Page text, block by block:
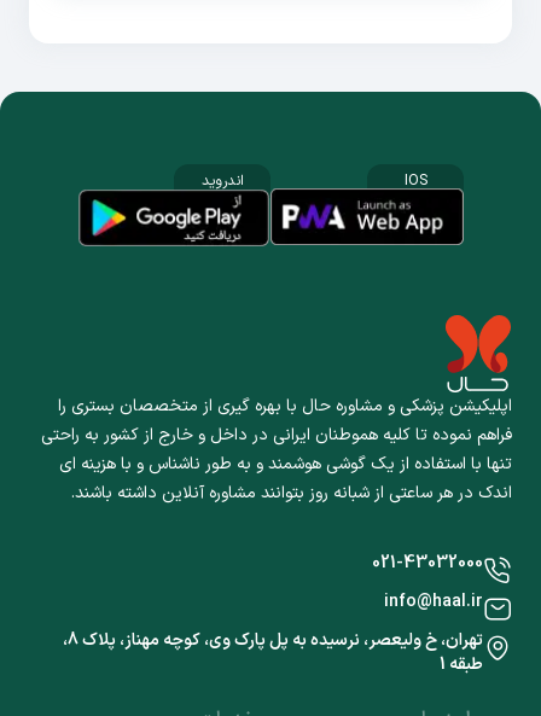
اپلیکیشن پزشکی و مشاوره حال با بهره گیری از متخصصان بستری را
فراهم نموده تا کلیه هموطنان ایرانی در داخل و خارج از کشور به راحتی
تنها با استفاده از یک گوشی هوشمند و به طور ناشناس و با هزینه ای
اندک در هر ساعتی از شبانه روز بتوانند مشاوره آنلاین داشته باشند.
IOS اندروید
021-43032000
info@haal.ir
تهران، خ ولیعصر، نرسیده به پل پارک وی، کوچه مهناز، پلاک 8،
طبقه 1